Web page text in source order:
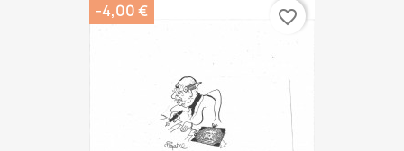
-4,00 € favorite_border